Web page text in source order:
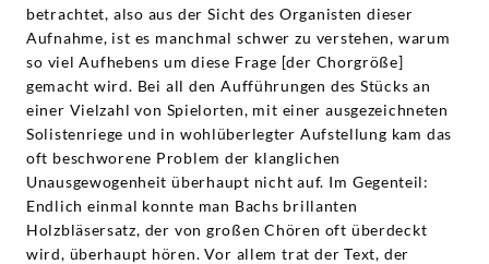
betrachtet, also aus der Sicht des Organisten dieser
Aufnahme, ist es manchmal schwer zu verstehen, warum
so viel Aufhebens um diese Frage [der Chorgröße]
gemacht wird. Bei all den Aufführungen des Stücks an
einer Vielzahl von Spielorten, mit einer ausgezeichneten
Solistenriege und in wohlüberlegter Aufstellung kam das
oft beschworene Problem der klanglichen
Unausgewogenheit überhaupt nicht auf. Im Gegenteil:
Endlich einmal konnte man Bachs brillanten
Holzbläsersatz, der von großen Chören oft überdeckt
wird, überhaupt hören. Vor allem trat der Text, der